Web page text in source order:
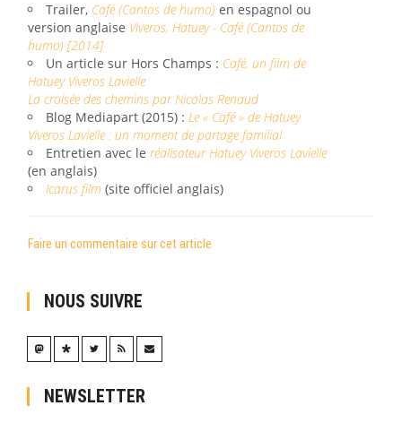
Trailer, Café (Cantos de humo) en espagnol ou
version anglaise Viveros, Hatuey - Café (Cantos de
humo) [2014]
Un article sur Hors Champs : Café, un film de
Hatuey Viveros Lavielle
La croisée des chemins par Nicolas Renaud
Blog Mediapart (2015) : Le « Café » de Hatuey
Viveros Lavielle : un moment de partage familial
Entretien avec le réalisateur Hatuey Viveros Lavielle
(en anglais)
Icarus film (site officiel anglais)
Faire un commentaire sur cet article
NOUS SUIVRE
NEWSLETTER